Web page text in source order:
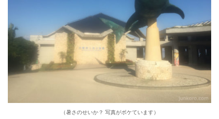
（暑さのせいか？ 写真がボケています）